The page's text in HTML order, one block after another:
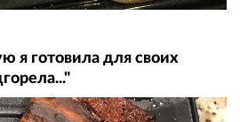
я готовила для своих